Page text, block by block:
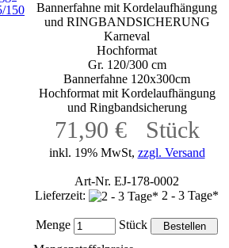
Bannerfahne mit Kordelaufhängung
und RINGBANDSICHERUNG
Karneval
Hochformat
Gr. 120/300 cm
Bannerfahne 120x300cm
Hochformat mit Kordelaufhängung
und Ringbandsicherung
71,90 € Stück
inkl. 19% MwSt, zzgl. Versand
Art-Nr. EJ-178-0002
Lieferzeit:
2 - 3 Tage*
Menge
Stück